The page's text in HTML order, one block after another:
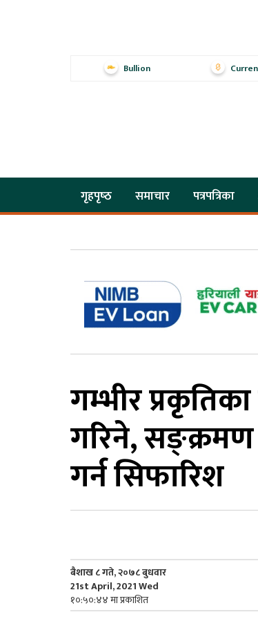
Bullion
गृहपृष्‍ठ समाचार पत्रपत्रिका
गम्भीर
गरिने,
गर्न सिफारिश
बैशाख ८ गते, २०७८ बुधवार
21st April, 2021 Wed
१०:५०:४४ मा प्रकाशित